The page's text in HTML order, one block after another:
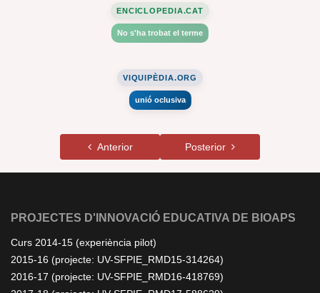
ENCICLOPEDIA.CAT
No s'ha trobat el terme
VIQUIPÈDIA.ORG
unió oclusiva
Anterior Posterior
PROJECTES D'INNOVACIÓ EDUCATIVA DE BIOAPS
Curs 2014-15 (experiència pilot)
2015-16 (projecte: UV-SFPIE_RMD15-314264)
2016-17 (projecte: UV-SFPIE_RMD16-418769)